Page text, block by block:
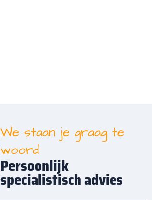
We staan je graag te
woord
Persoonlijk
specialistisch advies